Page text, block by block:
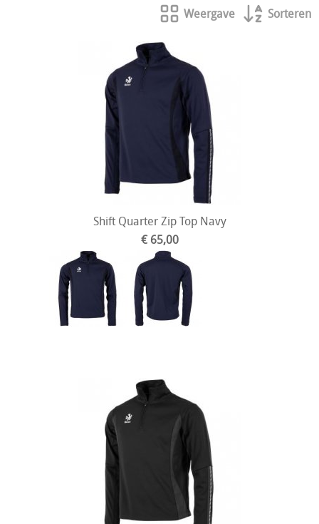
Weergave Sorteren
Shift Quarter Zip Top Navy
€ 65,00